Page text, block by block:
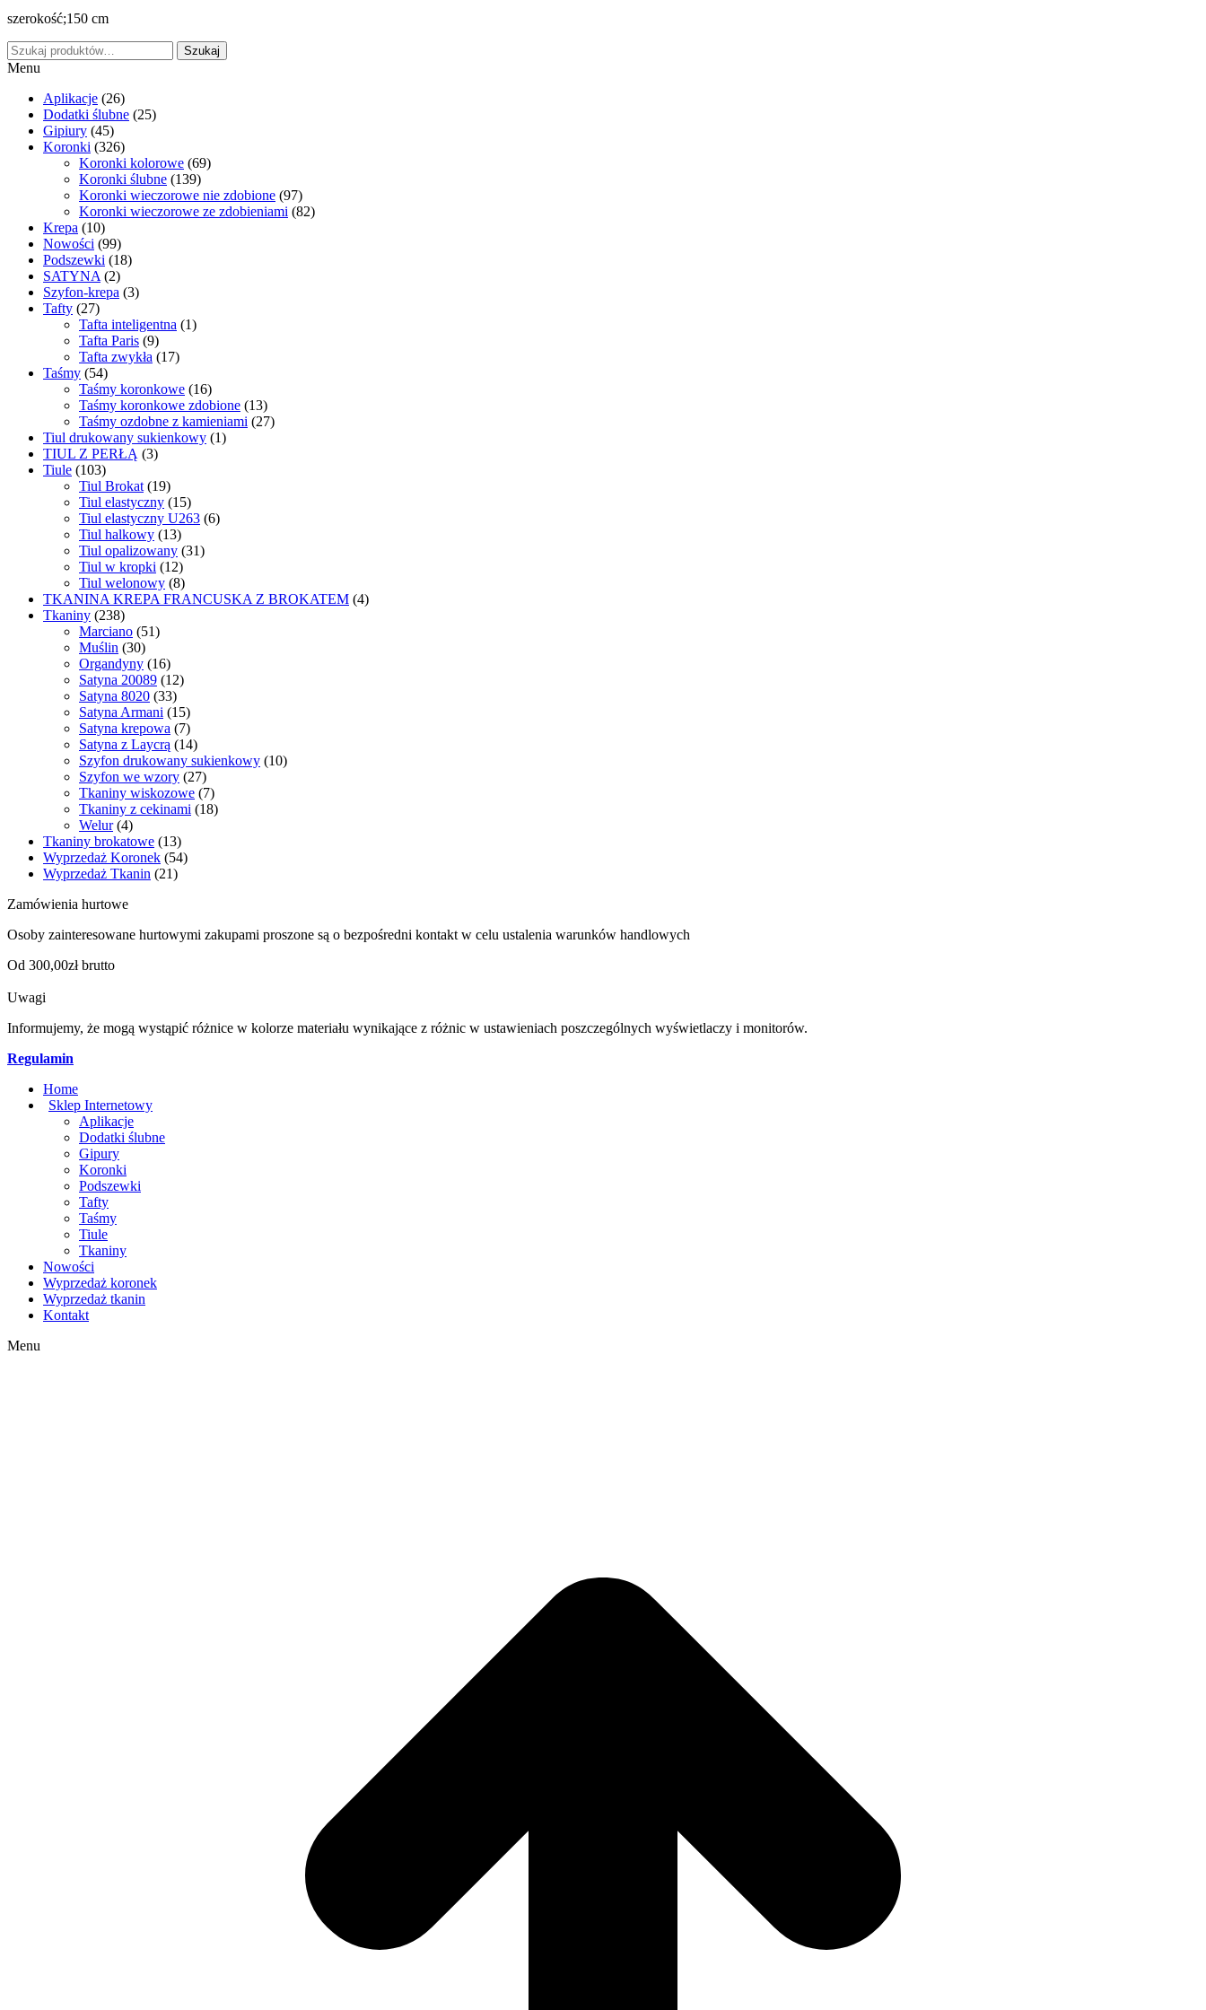
szerokość;150 cm
Szukaj:
Szukaj
Menu
Aplikacje (26)
Dodatki ślubne (25)
Gipiury (45)
Koronki (326)
Koronki kolorowe (69)
Koronki ślubne (139)
Koronki wieczorowe nie zdobione (97)
Koronki wieczorowe ze zdobieniami (82)
Krepa (10)
Nowości (99)
Podszewki (18)
SATYNA (2)
Szyfon-krepa (3)
Tafty (27)
Tafta inteligentna (1)
Tafta Paris (9)
Tafta zwykła (17)
Taśmy (54)
Taśmy koronkowe (16)
Taśmy koronkowe zdobione (13)
Taśmy ozdobne z kamieniami (27)
Tiul drukowany sukienkowy (1)
TIUL Z PERŁĄ (3)
Tiule (103)
Tiul Brokat (19)
Tiul elastyczny (15)
Tiul elastyczny U263 (6)
Tiul halkowy (13)
Tiul opalizowany (31)
Tiul w kropki (12)
Tiul welonowy (8)
TKANINA KREPA FRANCUSKA Z BROKATEM (4)
Tkaniny (238)
Marciano (51)
Muślin (30)
Organdyny (16)
Satyna 20089 (12)
Satyna 8020 (33)
Satyna Armani (15)
Satyna krepowa (7)
Satyna z Laycrą (14)
Szyfon drukowany sukienkowy (10)
Szyfon we wzory (27)
Tkaniny wiskozowe (7)
Tkaniny z cekinami (18)
Welur (4)
Tkaniny brokatowe (13)
Wyprzedaż Koronek (54)
Wyprzedaż Tkanin (21)
Zamówienia hurtowe
Osoby zainteresowane hurtowymi zakupami proszone są o bezpośredni kontakt w celu ustalenia warunków handlowych
Od 300,00zł brutto
Uwagi
Informujemy, że mogą wystąpić różnice w kolorze materiału wynikające z różnic w ustawieniach poszczególnych wyświetlaczy i monitorów.
Regulamin
Home
Sklep Internetowy
Aplikacje
Dodatki ślubne
Gipury
Koronki
Podszewki
Tafty
Taśmy
Tiule
Tkaniny
Nowości
Wyprzedaż koronek
Wyprzedaż tkanin
Kontakt
Menu